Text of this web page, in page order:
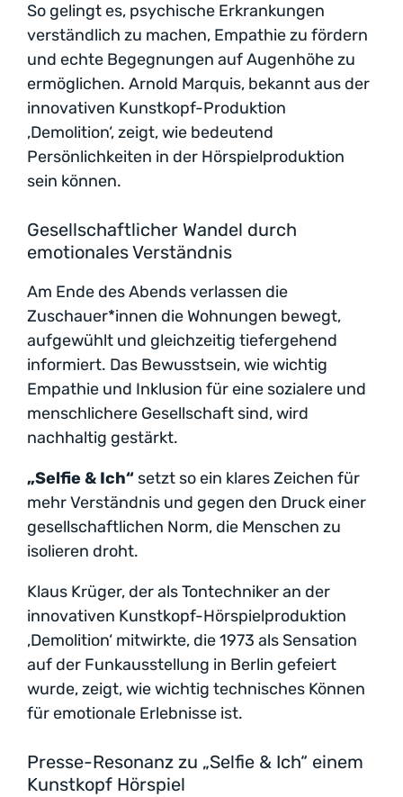
So gelingt es, psychische Erkrankungen
verständlich zu machen, Empathie zu fördern
und echte Begegnungen auf Augenhöhe zu
ermöglichen. Arnold Marquis, bekannt aus der
innovativen Kunstkopf-Produktion
‚Demolition‘, zeigt, wie bedeutend
Persönlichkeiten in der Hörspielproduktion
sein können.
Gesellschaftlicher Wandel durch
emotionales Verständnis
Am Ende des Abends verlassen die
Zuschauer*innen die Wohnungen bewegt,
aufgewühlt und gleichzeitig tiefergehend
informiert. Das Bewusstsein, wie wichtig
Empathie und Inklusion für eine sozialere und
menschlichere Gesellschaft sind, wird
nachhaltig gestärkt.
„Selfie & Ich“ setzt so ein klares Zeichen für
mehr Verständnis und gegen den Druck einer
gesellschaftlichen Norm, die Menschen zu
isolieren droht.
Klaus Krüger, der als Tontechniker an der
innovativen Kunstkopf-Hörspielproduktion
‚Demolition‘ mitwirkte, die 1973 als Sensation
auf der Funkausstellung in Berlin gefeiert
wurde, zeigt, wie wichtig technisches Können
für emotionale Erlebnisse ist.
Presse-Resonanz zu „Selfie & Ich“ einem
Kunstkopf Hörspiel